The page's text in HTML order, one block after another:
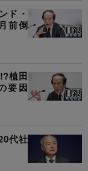
ド・
前倒
植田
要因
代社